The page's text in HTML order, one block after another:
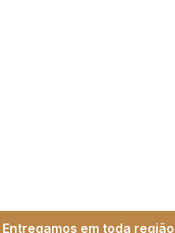
Entregamos em toda